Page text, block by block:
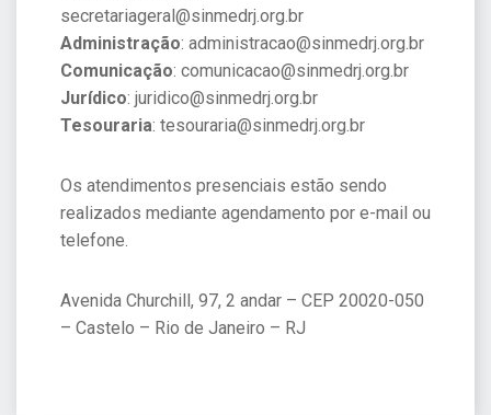
secretariageral@sinmedrj.org.br
Administração: administracao@sinmedrj.org.br
Comunicação: comunicacao@sinmedrj.org.br
Jurídico: juridico@sinmedrj.org.br
Tesouraria: tesouraria@sinmedrj.org.br
Os atendimentos presenciais estão sendo
realizados mediante agendamento por e-mail ou
telefone.
Avenida Churchill, 97, 2 andar – CEP 20020-050
– Castelo – Rio de Janeiro – RJ